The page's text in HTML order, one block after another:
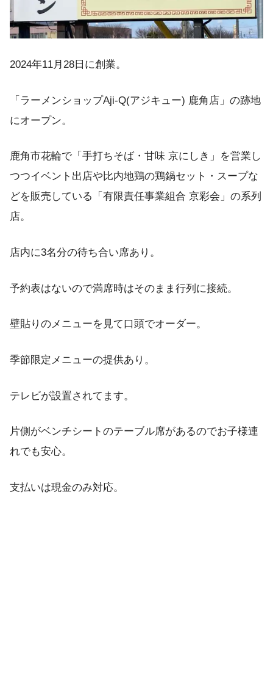
2024年11月28日に創業。
「ラーメンショップAji-Q(アジキュー) 鹿角店」の跡地
にオープン。
鹿角市花輪で「手打ちそば・甘味 京にしき」を営業し
つつイベント出店や比内地鶏の鶏鍋セット・スープな
どを販売している「有限責任事業組合 京彩会」の系列
店。
店内に3名分の待ち合い席あり。
予約表はないので満席時はそのまま行列に接続。
壁貼りのメニューを見て口頭でオーダー。
季節限定メニューの提供あり。
テレビが設置されてます。
片側がベンチシートのテーブル席があるのでお子様連
れでも安心。
支払いは現金のみ対応。